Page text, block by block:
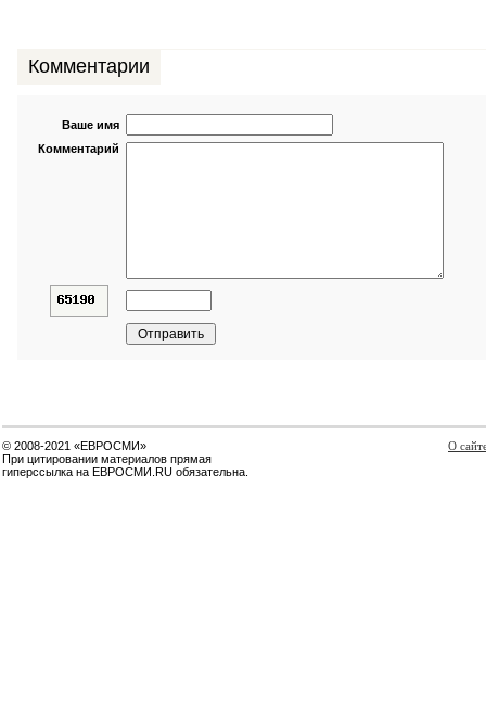
Комментарии
Ваше имя
Комментарий
© 2008-2021 «ЕВРОСМИ»
При цитировании материалов прямая
гиперссылка на ЕВРОСМИ.RU обязательна.
О